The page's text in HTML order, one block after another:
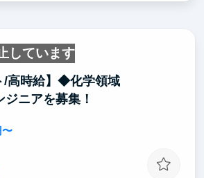
きる社会を形成！】
Missionは、Core Value「L・I・N・
人と人を繋ぎ、未来へ繋ぐ～です。
して未来の人々が安心して生活でき
を作りたいと考えています。
りましょう！
しています
/高時給】◆化学領域
ニアを募集！
〜